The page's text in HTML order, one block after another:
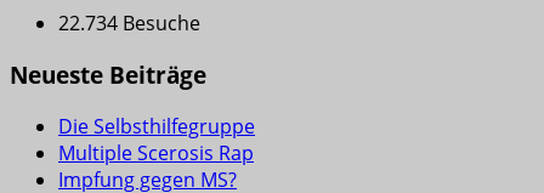
22.734 Besuche
Neueste Beiträge
Die Selbsthilfegruppe
Multiple Scerosis Rap
Impfung gegen MS?